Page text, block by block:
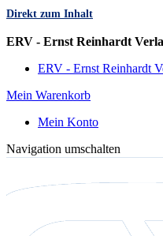
Direkt zum Inhalt
ERV - Ernst Reinhardt
ERV - Ernst Reinhardt
Mein Warenkorb
Mein Konto
Navigation umschalten